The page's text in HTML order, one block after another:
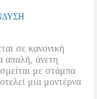
σε κανονική
απαλή, άνετη
με στάμπα
μια μοντέρνα